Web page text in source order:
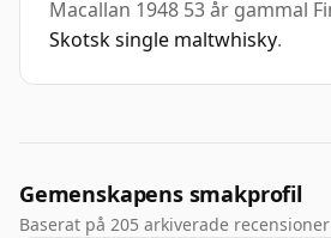
Macallan 1948 53 år gammal
Skotsk single maltwhisky.
Gemenskapens smakprofil
Baserat på 205 arkiverade